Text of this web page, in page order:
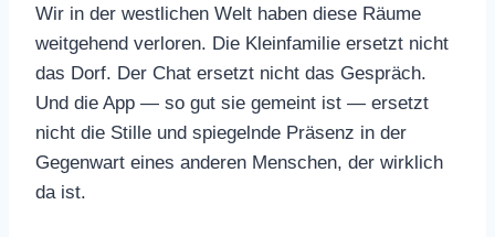
Wir in der westlichen Welt haben diese Räume
weitgehend verloren. Die Kleinfamilie ersetzt nicht
das Dorf. Der Chat ersetzt nicht das Gespräch.
Und die App — so gut sie gemeint ist — ersetzt
nicht die Stille und spiegelnde Präsenz in der
Gegenwart eines anderen Menschen, der wirklich
da ist.